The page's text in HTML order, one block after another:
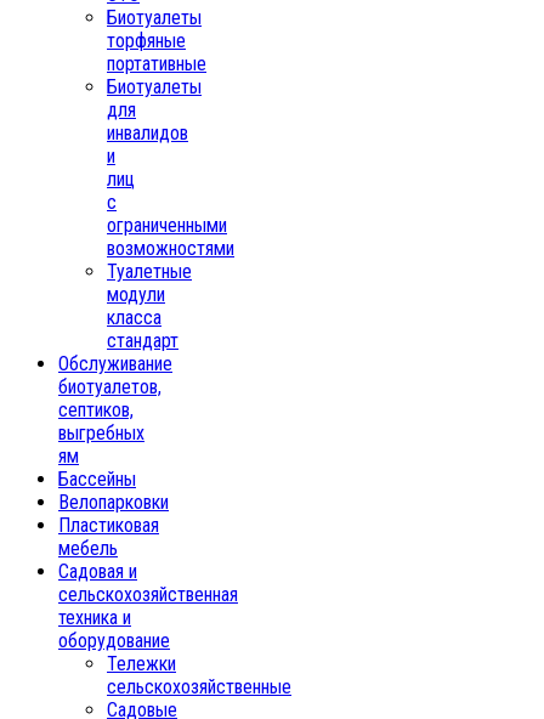
Биотуалеты
торфяные
портативные
Биотуалеты
для
инвалидов
и
лиц
с
ограниченными
возможностями
Туалетные
модули
класса
стандарт
Обслуживание
биотуалетов,
септиков,
выгребных
ям
Бассейны
Велопарковки
Пластиковая
мебель
Садовая и
сельскохозяйственная
техника и
оборудование
Тележки
сельскохозяйственные
Садовые